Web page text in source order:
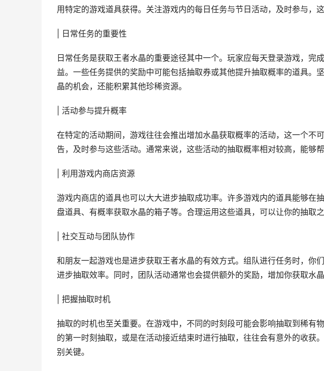
用特定的游戏道具获得。关注游戏内的每日任务与节日活动，及时参与，
| 日常任务的重要性
日常任务是获取王者水晶的重要途径其中一个。玩家应每天登录游戏，完
益。一些任务提供的奖励中可能包括抽取券或其他提升抽取概率的道具。
晶的机会，还能积累其他珍稀资源。
| 活动参与提升概率
在特定的活动期间，游戏往往会推出增加水晶获取概率的活动，这一个不
告，及时参与这些活动。通常来说，这些活动的抽取概率相对较高，能够
| 利用游戏内商店资源
游戏内商店的道具也可以大大进步抽取成功率。许多游戏内的道具能够在
盘道具、有概率获取水晶的箱子等。合理运用这些道具，可以让你的抽取之
| 社交互动与团队协作
和朋友一起游戏也是进步获取王者水晶的有效方式。组队进行任务时，你
进步抽取效率。同时，团队活动通常也会提供额外的奖励，增加你获取水晶
| 把握抽取时机
抽取的时机也至关重要。在游戏中，不同的时刻段可能会影响抽取到稀有
的第一时刻抽取，或是在活动接近结束时进行抽取，往往会有意外的收获
别关键。